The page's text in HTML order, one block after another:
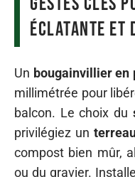
éclatante et
Un bougainvillier en
millimétrée pour
balcon. Le choix du
privilégiez un
compost bien mûr,
ou du gravier.